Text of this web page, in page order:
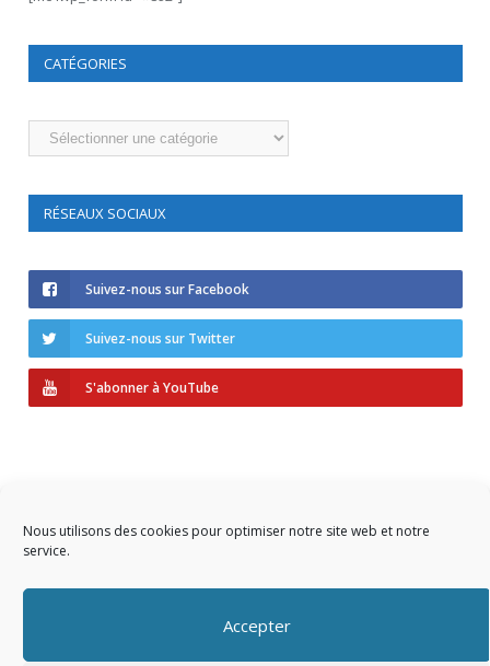
Nous utilisons des cookies pour optimiser notre site web et notre
service.
Accepter
CATÉGORIES
Catégories
RÉSEAUX SOCIAUX
Suivez-nous sur Facebook
Suivez-nous sur Twitter
S'abonner à YouTube
Copyright © 2023 AIDF